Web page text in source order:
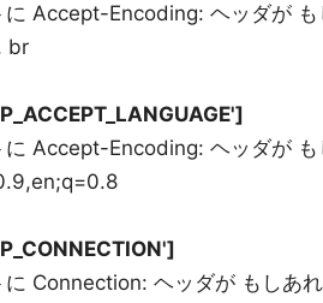
Accept-Encoding: ヘッダが も
br
Accept-Encoding: ヘッダが も
Connection: ヘッダが もしあれ